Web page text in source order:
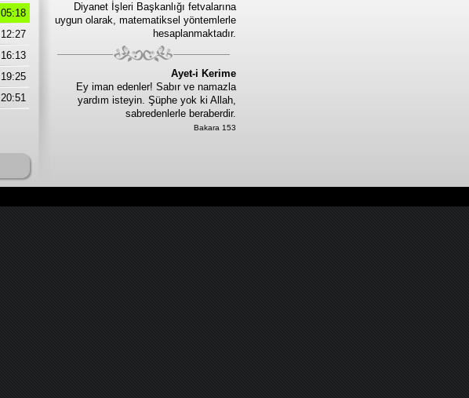
05:18
12:27
16:13
19:25
20:51
Diyanet İşleri Başkanlığı fetvalarına
uygun olarak, matematiksel yöntemlerle
hesaplanmaktadır.
Ayet-i Kerime
Ey iman edenler! Sabır ve namazla
yardım isteyin. Şüphe yok ki Allah,
sabredenlerle beraberdir.
Bakara 153